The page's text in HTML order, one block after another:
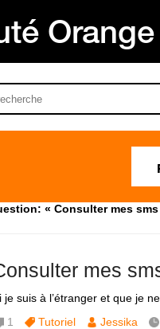
« Consulter mes
mes
je suis à l’étranger et que je
1 Tutoriel Jessika